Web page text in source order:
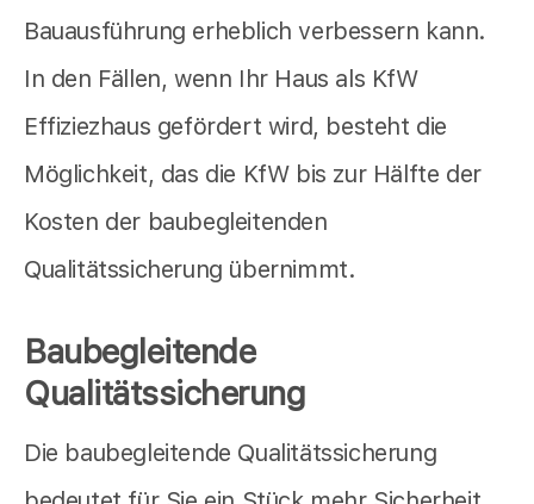
Bauausführung erheblich verbessern kann.
In den Fällen, wenn Ihr Haus als KfW
Effiziezhaus gefördert wird, besteht die
Möglichkeit, das die KfW bis zur Hälfte der
Kosten der baubegleitenden
Qualitätssicherung übernimmt.
Baubegleitende
Qualitätssicherung
Die baubegleitende Qualitätssicherung